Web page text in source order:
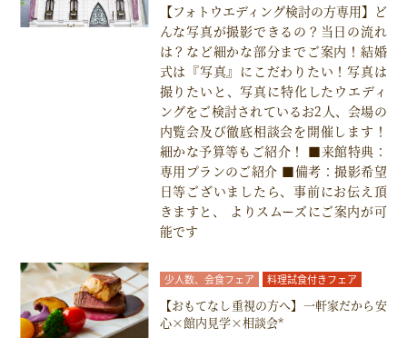
【フォトウエディング検討の方専用】ど
んな写真が撮影できるの？当日の流れ
は？など細かな部分までご案内！結婚
式は『写真』にこだわりたい！写真は
撮りたいと、写真に特化したウエディ
ングをご検討されているお2人、会場の
内覧会及び徹底相談会を開催します！
細かな予算等もご紹介！ ■来館特典：
専用プランのご紹介 ■備考：撮影希望
日等ございましたら、事前にお伝え頂
きますと、 よりスムーズにご案内が可
能です
少人数、会食フェア 料理試食付きフェア
【おもてなし重視の方へ】一軒家だから安
心×館内見学×相談会*